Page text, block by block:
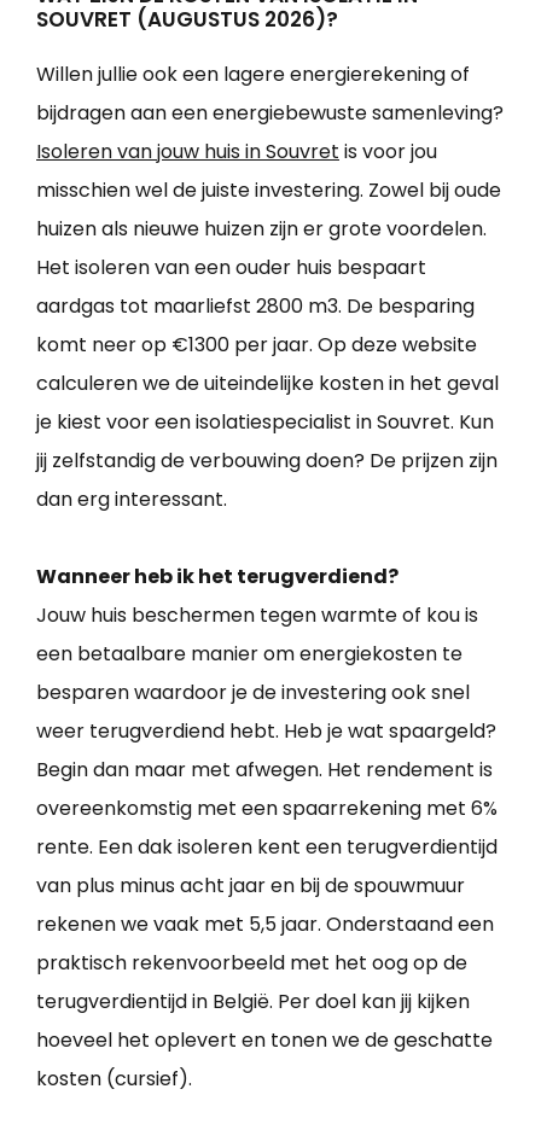
SOUVRET (AUGUSTUS 2026)?
Willen jullie ook een lagere energierekening of
bijdragen aan een energiebewuste samenleving?
Isoleren van jouw huis in Souvret is voor jou
misschien wel de juiste investering. Zowel bij oude
huizen als nieuwe huizen zijn er grote voordelen.
Het isoleren van een ouder huis bespaart
aardgas tot maarliefst 2800 m3. De besparing
komt neer op €1300 per jaar. Op deze website
calculeren we de uiteindelijke kosten in het geval
je kiest voor een isolatiespecialist in Souvret. Kun
jij zelfstandig de verbouwing doen? De prijzen zijn
dan erg interessant.
Wanneer heb ik het terugverdiend?
Jouw huis beschermen tegen warmte of kou is
een betaalbare manier om energiekosten te
besparen waardoor je de investering ook snel
weer terugverdiend hebt. Heb je wat spaargeld?
Begin dan maar met afwegen. Het rendement is
overeenkomstig met een spaarrekening met 6%
rente. Een dak isoleren kent een terugverdientijd
van plus minus acht jaar en bij de spouwmuur
rekenen we vaak met 5,5 jaar. Onderstaand een
praktisch rekenvoorbeeld met het oog op de
terugverdientijd in België. Per doel kan jij kijken
hoeveel het oplevert en tonen we de geschatte
kosten (cursief).